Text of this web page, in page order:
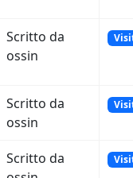
Scritto da
ossin
Scritto da
ossin
Scritto da